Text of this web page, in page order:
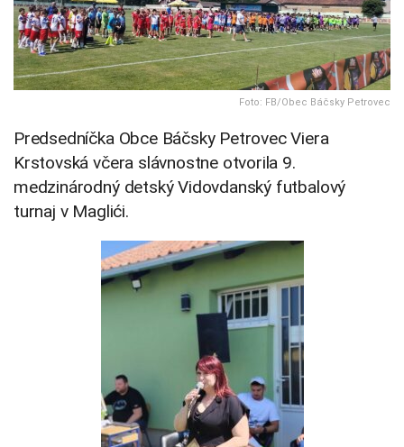
Foto: FB/Obec Báčsky Petrovec
Predsedníčka Obce Báčsky Petrovec Viera
Krstovská včera slávnostne otvorila 9.
medzinárodný detský Vidovdanský futbalový
turnaj v Maglići.